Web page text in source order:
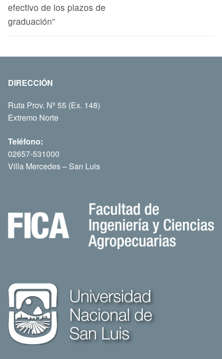
efectivo de los plazos de
graduación”
DIRECCIÓN
Ruta Prov. Nº 55 (Ex. 148)
Extremo Norte
Teléfono:
02657-531000
Villa Mercedes – San Luis